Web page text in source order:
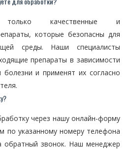
качественные и
которые безопасны для
среды. Наши специалисты
препараты в зависимости
и применят их согласно
через нашу онлайн-форму
по указанному номеру телефона
обратный звонок. Наш менеджер